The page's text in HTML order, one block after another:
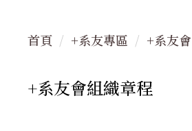
首頁 +系友專區 +系友會
+系友會組織章程